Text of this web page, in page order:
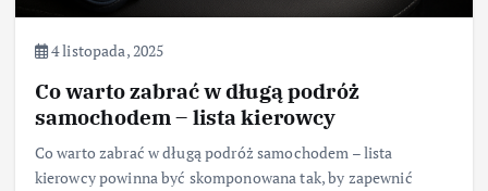
4 listopada, 2025
Co warto zabrać w długą podróż
samochodem – lista kierowcy
Co warto zabrać w długą podróż samochodem – lista
kierowcy powinna być skomponowana tak, by zapewnić